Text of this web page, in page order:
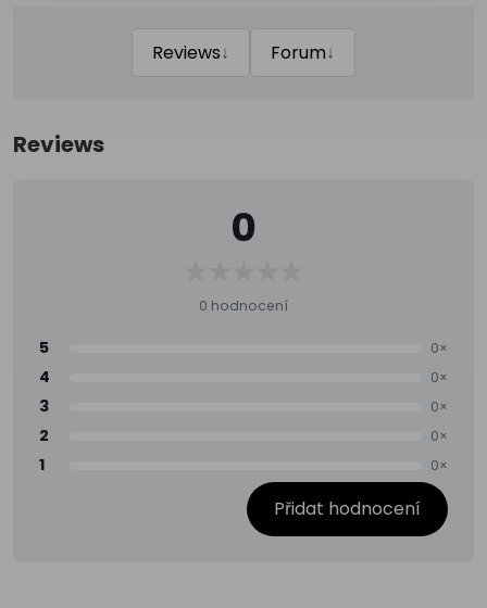
Reviews↓ Forum↓
Reviews
0
0 hodnocení
5 0×
4 0×
3 0×
2 0×
1 0×
Přidat hodnocení